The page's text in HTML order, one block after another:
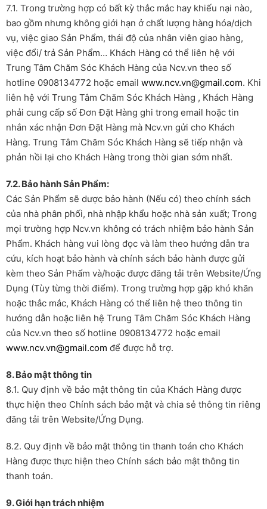
7.1. Trong trường hợp có bất kỳ thắc mắc hay khiếu nại nào,
bao gồm nhưng không giới hạn ở chất lượng hàng hóa/dịch
vụ, việc giao Sản Phẩm, thái độ của nhân viên giao hàng,
việc đổi/ trả Sản Phẩm… Khách Hàng có thể liên hệ với
Trung Tâm Chăm Sóc Khách Hàng của Ncv.vn theo số
hotline 0908134772 hoặc email www.ncv.vn@gmail.com. Khi
liên hệ với Trung Tâm Chăm Sóc Khách Hàng , Khách Hàng
phải cung cấp số Đơn Đặt Hàng ghi trong email hoặc tin
nhắn xác nhận Đơn Đặt Hàng mà Ncv.vn gửi cho Khách
Hàng. Trung Tâm Chăm Sóc Khách Hàng sẽ tiếp nhận và
phản hồi lại cho Khách Hàng trong thời gian sớm nhất.
7.2. Bảo hành Sản Phẩm:
Các Sản Phẩm sẽ dược bảo hành (Nếu có) theo chính sách
của nhà phân phối, nhà nhập khẩu hoặc nhà sản xuất; Trong
mọi trường hợp Ncv.vn không có trách nhiệm bảo hành Sản
Phẩm. Khách hàng vui lòng đọc và làm theo hướng dẫn tra
cứu, kích hoạt bảo hành và chính sách bảo hành được gửi
kèm theo Sản Phẩm và/hoặc được đăng tải trên Website/Ứng
Dụng (Tùy từng thời điểm). Trong trường hợp gặp khó khăn
hoặc thắc mắc, Khách Hàng có thể liên hệ theo thông tin
hướng dẫn hoặc liên hệ Trung Tâm Chăm Sóc Khách Hàng
của Ncv.vn theo số hotline 0908134772 hoặc email
www.ncv.vn@gmail.com để được hỗ trợ.
8. Bảo mật thông tin
8.1. Quy định về bảo mật thông tin của Khách Hàng được
thực hiện theo Chính sách bảo mật và chia sẻ thông tin riêng
đăng tải trên Website/Ứng Dụng.
8.2. Quy định về bảo mật thông tin thanh toán cho Khách
Hàng được thực hiện theo Chính sách bảo mật thông tin
thanh toán.
9. Giới hạn trách nhiệm